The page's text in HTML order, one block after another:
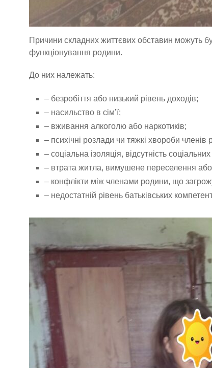
Причини складних життєвих обставин можуть
функціонування родини.
До них належать:
– безробіття або низький рівень доходів;
– насильство в сім’ї;
– вживання алкоголю або наркотиків;
– психічні розлади чи тяжкі хвороби членів
– соціальна ізоляція, відсутність соціальних
– втрата житла, вимушене переселення або
– конфлікти між членами родини, що
– недостатній рівень батьківських